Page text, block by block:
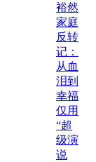
裕然
家庭
反转
记：
从血
泪到
幸福
仅用
“超
级演
说